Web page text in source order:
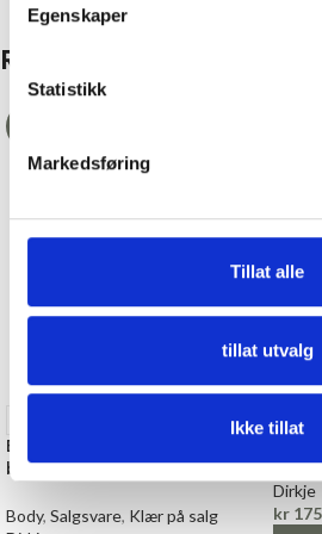
Egenskaper
Statistikk
Markedsføring
Tillat alle
tillat utvalg
Ikke tillat
Relaterte produkter
Body 3-pk i økologisk
bomull, kortermet
Body, Salgsvare, Klær på salg
bomull
Dirkje
kr